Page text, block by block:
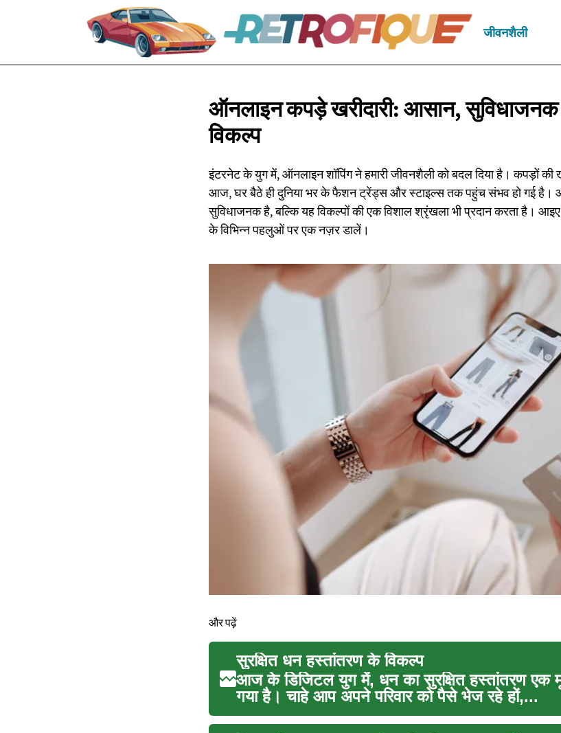
जीवनशैली
ऑनलाइन कपड़े खरीदारी: आसान,
विकल्प
इंटरनेट के युग में, ऑनलाइन शॉपिंग ने हमारी जीवनशैली को बदल दिया है। कपड़ों की
आज, घर बैठे ही दुनिया भर के फैशन ट्रेंड्स और स्टाइल्स तक पहुंच संभव हो गई है।
सुविधाजनक है, बल्कि यह विकल्पों की एक विशाल श्रृंखला भी प्रदान करता है।
के विभिन्न पहलुओं पर एक नज़र डालें।
और पढ़ें
सुरक्षित धन हस्तांतरण के विकल्प
आज के डिजिटल युग में, धन का सुरक्षित हस्तांतरण
गया है। चाहे आप अपने परिवार को पैसे भेज रहे हों,...